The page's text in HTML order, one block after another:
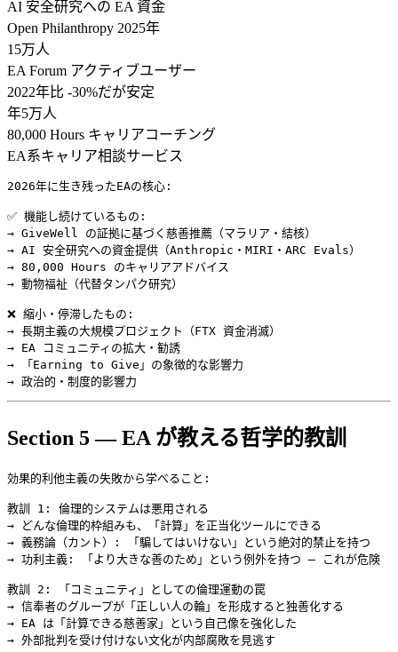
AI 安全研究への EA 資金
Open Philanthropy 2025年
15万人
EA Forum アクティブユーザー
2022年比 -30%だが安定
年5万人
80,000 Hours キャリアコーチング
EA系キャリア相談サービス
2026年に生き残ったEAの核心:
✅ 機能し続けているもの:
→ GiveWell の証拠に基づく慈善推薦（マラリア・結核）
→ AI 安全研究への資金提供（Anthropic・MIRI・ARC Evals）
→ 80,000 Hours のキャリアアドバイス
→ 動物福祉（代替タンパク研究）
❌ 縮小・停滞したもの:
→ 長期主義の大規模プロジェクト（FTX 資金消滅）
→ EA コミュニティの拡大・勧誘
→ 「Earning to Give」の象徴的な影響力
Section 5 — EA が教える哲学的教訓
効果的利他主義の失敗から学べること:
教訓 1: 倫理的システムは悪用される
→ どんな倫理的枠組みも、「計算」を正当化ツールにできる
→ 義務論（カント）: 「騙してはいけない」という絶対的禁止を持つ
→ 功利主義: 「より大きな善のため」という例外を持つ — これが危険
教訓 2: 「コミュニティ」としての倫理運動の罠
→ 信奉者のグループが「正しい人の輪」を形成すると独善化する
→ EA は「計算できる慈善家」という自己像を強化した
→ 外部批判を受け付けない文化が内部腐敗を見逃す